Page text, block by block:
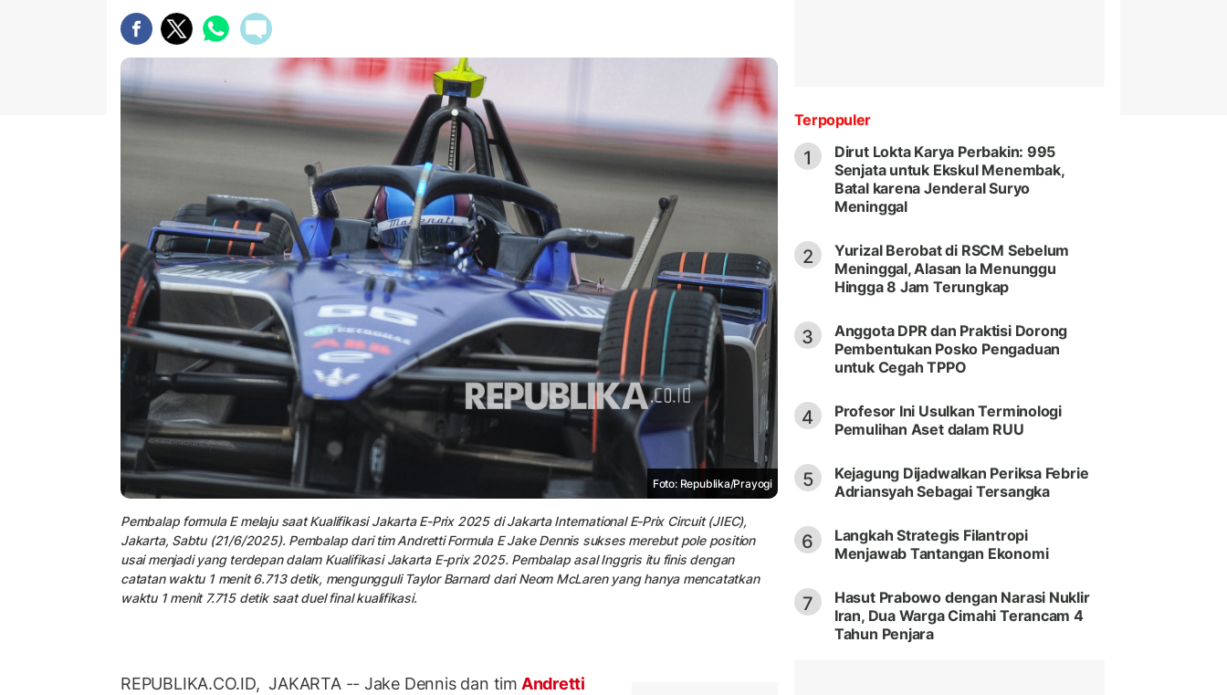
Foto: Republika/Prayogi
Pembalap formula E melaju saat Kualifikasi Jakarta E-Prix 2025 di Jakarta International E-Prix Circuit (JIEC),
Jakarta, Sabtu (21/6/2025). Pembalap dari tim Andretti Formula E Jake Dennis sukses merebut pole position
usai menjadi yang terdepan dalam Kualifikasi Jakarta E-prix 2025. Pembalap asal Inggris itu finis dengan
catatan waktu 1 menit 6.713 detik, mengungguli Taylor Barnard dari Neom McLaren yang hanya mencatatkan
waktu 1 menit 7.715 detik saat duel final kualifikasi.
REPUBLIKA.CO.ID, JAKARTA -- Jake Dennis dan tim Andretti
Terpopuler
1
Dirut Lokta Karya Perbakin: 995
Senjata untuk Ekskul Menembak,
Batal karena Jenderal Suryo
Meninggal
2
Yurizal Berobat di RSCM Sebelum
Meninggal, Alasan Ia Menunggu
Hingga 8 Jam Terungkap
3
Anggota DPR dan Praktisi Dorong
Pembentukan Posko Pengaduan
untuk Cegah TPPO
4
Profesor Ini Usulkan Terminologi
Pemulihan Aset dalam RUU
5
Kejagung Dijadwalkan Periksa Febrie
Adriansyah Sebagai Tersangka
6
Langkah Strategis Filantropi
Menjawab Tantangan Ekonomi
7
Hasut Prabowo dengan Narasi Nuklir
Iran, Dua Warga Cimahi Terancam 4
Tahun Penjara